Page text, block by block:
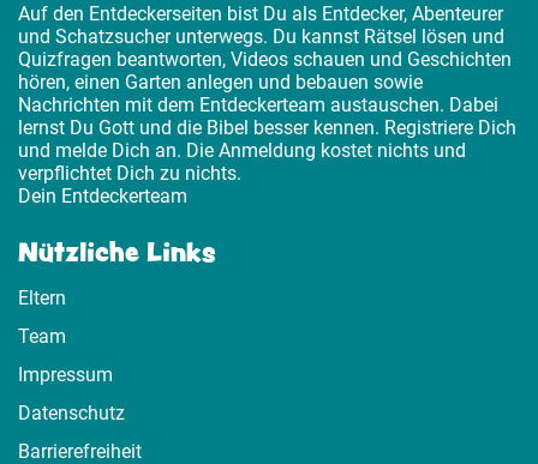
Auf den Entdeckerseiten bist Du als Entdecker, Abenteurer
und Schatzsucher unterwegs. Du kannst Rätsel lösen und
Quizfragen beantworten, Videos schauen und Geschichten
hören, einen Garten anlegen und bebauen sowie
Nachrichten mit dem Entdeckerteam austauschen. Dabei
lernst Du Gott und die Bibel besser kennen. Registriere Dich
und melde Dich an. Die Anmeldung kostet nichts und
verpflichtet Dich zu nichts.
Dein Entdeckerteam
Nützliche Links
Eltern
Team
Impressum
Datenschutz
Barrierefreiheit